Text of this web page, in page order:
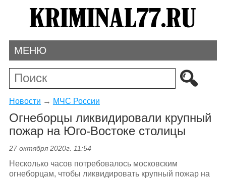
МЕНЮ
Новости → МЧС России
Огнеборцы ликвидировали крупный
пожар на Юго-Востоке столицы
27 октября 2020г. 11:54
Несколько часов потребовалось московским
огнеборцам, чтобы ликвидировать крупный пожар на